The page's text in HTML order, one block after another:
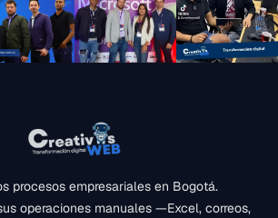
procesos empresariales en Bogotá.
operaciones manuales —Excel, correos,